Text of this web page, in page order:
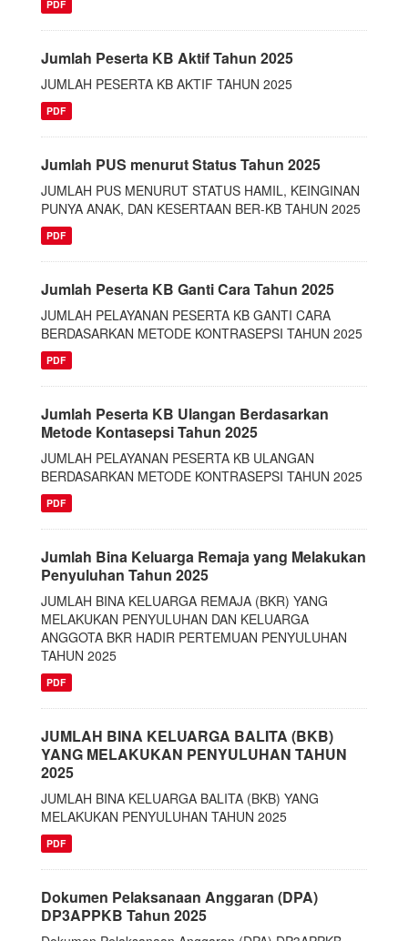
PDF
Jumlah Peserta KB Aktif Tahun 2025
JUMLAH PESERTA KB AKTIF TAHUN 2025
PDF
Jumlah PUS menurut Status Tahun 2025
JUMLAH PUS MENURUT STATUS HAMIL, KEINGINAN
PUNYA ANAK, DAN KESERTAAN BER-KB TAHUN 2025
PDF
Jumlah Peserta KB Ganti Cara Tahun 2025
JUMLAH PELAYANAN PESERTA KB GANTI CARA
BERDASARKAN METODE KONTRASEPSI TAHUN 2025
PDF
Jumlah Peserta KB Ulangan Berdasarkan
Metode Kontasepsi Tahun 2025
JUMLAH PELAYANAN PESERTA KB ULANGAN
BERDASARKAN METODE KONTRASEPSI TAHUN 2025
PDF
Jumlah Bina Keluarga Remaja yang Melakukan
Penyuluhan Tahun 2025
JUMLAH BINA KELUARGA REMAJA (BKR) YANG
MELAKUKAN PENYULUHAN DAN KELUARGA
ANGGOTA BKR HADIR PERTEMUAN PENYULUHAN
TAHUN 2025
PDF
JUMLAH BINA KELUARGA BALITA (BKB)
YANG MELAKUKAN PENYULUHAN TAHUN
2025
JUMLAH BINA KELUARGA BALITA (BKB) YANG
MELAKUKAN PENYULUHAN TAHUN 2025
PDF
Dokumen Pelaksanaan Anggaran (DPA)
DP3APPKB Tahun 2025